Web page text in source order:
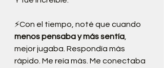
⚡Con el tiempo, noté que cuando
menos pensaba y más sentía
mejor jugaba. Respondía más
rápido. Me reía más. Me conectaba